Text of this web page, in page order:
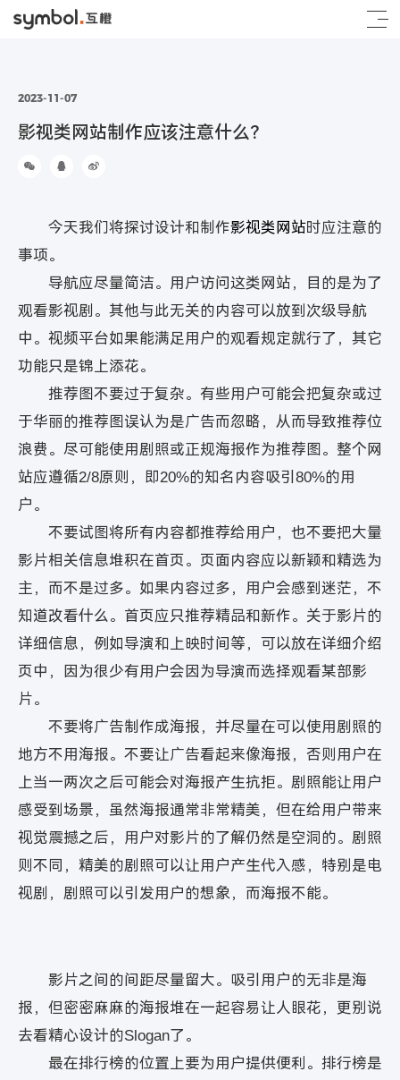
2023-11-07
影视类网站制作应该注意什么？
今天我们将探讨设计和制作影视类网站时应注意的
事项。
导航应尽量简洁。用户访问这类网站，目的是为了
观看影视剧。其他与此无关的内容可以放到次级导航
中。视频平台如果能满足用户的观看规定就行了，其它
功能只是锦上添花。
推荐图不要过于复杂。有些用户可能会把复杂或过
于华丽的推荐图误认为是广告而忽略，从而导致推荐位
浪费。尽可能使用剧照或正规海报作为推荐图。整个网
站应遵循2/8原则，即20%的知名内容吸引80%的用
户。
不要试图将所有内容都推荐给用户，也不要把大量
影片相关信息堆积在首页。页面内容应以新颖和精选为
主，而不是过多。如果内容过多，用户会感到迷茫，不
知道改看什么。首页应只推荐精品和新作。关于影片的
详细信息，例如导演和上映时间等，可以放在详细介绍
页中，因为很少有用户会因为导演而选择观看某部影
片。
不要将广告制作成海报，并尽量在可以使用剧照的
地方不用海报。不要让广告看起来像海报，否则用户在
上当一两次之后可能会对海报产生抗拒。剧照能让用户
感受到场景，虽然海报通常非常精美，但在给用户带来
视觉震撼之后，用户对影片的了解仍然是空洞的。剧照
则不同，精美的剧照可以让用户产生代入感，特别是电
视剧，剧照可以引发用户的想象，而海报不能。
影片之间的间距尽量留大。吸引用户的无非是海
报，但密密麻麻的海报堆在一起容易让人眼花，更别说
去看精心设计的Slogan了。
最在排行榜的位置上要为用户提供便利。排行榜是